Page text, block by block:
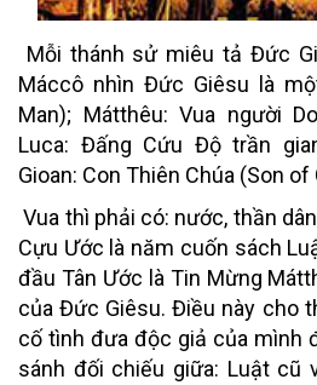
Mỗi thánh sử miêu tả Đức
Máccô nhìn Đức Giêsu là
Man); Mátthêu: Vua người
Luca: Đấng Cứu Độ trần
Gioan: Con Thiên Chúa (Son of
Vua thì phải có: nước, thần
Cựu Ước là năm cuốn sách
đầu Tân Ước là Tin Mừng
của Đức Giêsu. Điều này cho
cố tình đưa độc giả của mình
sánh đối chiếu giữa: Luật cũ